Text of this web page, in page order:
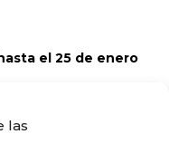
las
el 25 de enero